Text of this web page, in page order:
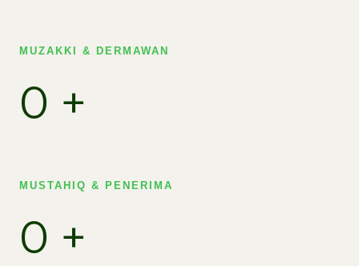
MUZAKKI & DERMAWAN
0 +
MUSTAHIQ & PENERIMA​
0 +